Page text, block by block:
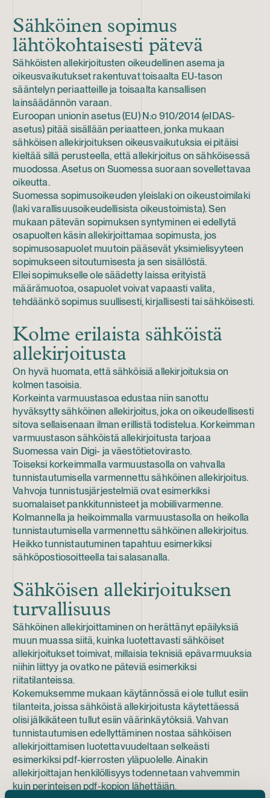
Sähköinen sopimus
lähtökohtaisesti pätevä
Sähköisten allekirjoitusten oikeudellinen asema ja
oikeusvaikutukset rakentuvat toisaalta EU-tason
sääntelyn periaatteille ja toisaalta kansallisen
lainsäädännön varaan.
Euroopan unionin asetus (EU) N:o 910/2014 (eIDAS-
asetus) pitää sisällään periaatteen, jonka mukaan
sähköisen allekirjoituksen oikeusvaikutuksia ei pitäisi
kieltää sillä perusteella, että allekirjoitus on sähköisessä
muodossa. Asetus on Suomessa suoraan sovellettavaa
oikeutta.
Suomessa sopimusoikeuden yleislaki on oikeustoimilaki
(laki varallisuusoikeudellisista oikeustoimista). Sen
mukaan pätevän sopimuksen syntyminen ei edellytä
osapuolten käsin allekirjoittamaa sopimusta, jos
sopimusosapuolet muutoin pääsevät yksimielisyyteen
sopimukseen sitoutumisesta ja sen sisällöstä.
Ellei sopimukselle ole säädetty laissa erityistä
määrämuotoa, osapuolet voivat vapaasti valita,
tehdäänkö sopimus suullisesti, kirjallisesti tai sähköisesti.
Kolme erilaista sähköistä
allekirjoitusta
On hyvä huomata, että sähköisiä allekirjoituksia on
kolmen tasoisia.
Korkeinta varmuustasoa edustaa niin sanottu
hyväksytty sähköinen allekirjoitus, joka on oikeudellisesti
sitova sellaisenaan ilman erillistä todistelua. Korkeimman
varmuustason sähköistä allekirjoitusta tarjoaa
Suomessa vain Digi- ja väestötietovirasto.
Toiseksi korkeimmalla varmuustasolla on vahvalla
tunnistautumisella varmennettu sähköinen allekirjoitus.
Vahvoja tunnistusjärjestelmiä ovat esimerkiksi
suomalaiset pankkitunnisteet ja mobiilivarmenne.
Kolmannella ja heikoimmalla varmuustasolla on heikolla
tunnistautumisella varmennettu sähköinen allekirjoitus.
Heikko tunnistautuminen tapahtuu esimerkiksi
sähköpostiosoitteella tai salasanalla.
Sähköisen allekirjoituksen
turvallisuus
Sähköinen allekirjoittaminen on herättänyt epäilyksiä
muun muassa siitä, kuinka luotettavasti sähköiset
allekirjoitukset toimivat, millaisia teknisiä epävarmuuksia
niihin liittyy ja ovatko ne päteviä esimerkiksi
riitatilanteissa.
Kokemuksemme mukaan käytännössä ei ole tullut esiin
tilanteita, joissa sähköistä allekirjoitusta käytettäessä
olisi jälkikäteen tullut esiin väärinkäytöksiä. Vahvan
tunnistautumisen edellyttäminen nostaa sähköisen
allekirjoittamisen luotettavuudeltaan selkeästi
esimerkiksi pdf-kierrosten yläpuolelle. Ainakin
allekirjoittajan henkilöllisyys todennetaan vahvemmin
kuin perinteisen pdf-kopion lähettäjän.